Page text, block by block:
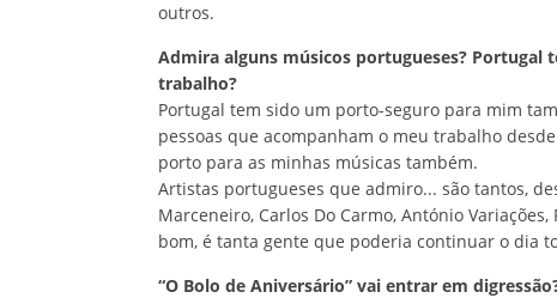
outros.
Admira alguns músicos portugueses? Portugal
trabalho?
Portugal tem sido um porto-seguro para mim
pessoas que acompanham o meu trabalho
porto para as minhas músicas também.
Artistas portugueses que admiro... são tantos,
Marceneiro, Carlos Do Carmo, António
bom, é tanta gente que poderia continuar o dia
“O Bolo de Aniversário” vai entrar em